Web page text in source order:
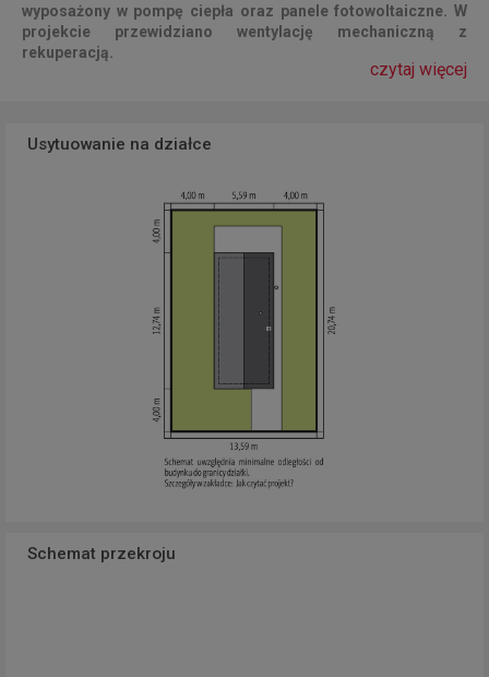
wyposażony w pompę ciepła oraz panele fotowoltaiczne. W
projekcie przewidziano wentylację mechaniczną z
rekuperacją.
czytaj więcej
Usytuowanie na działce
Schemat przekroju